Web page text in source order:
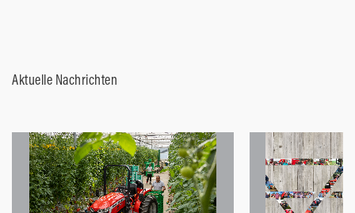
Aktuelle Nachrichten